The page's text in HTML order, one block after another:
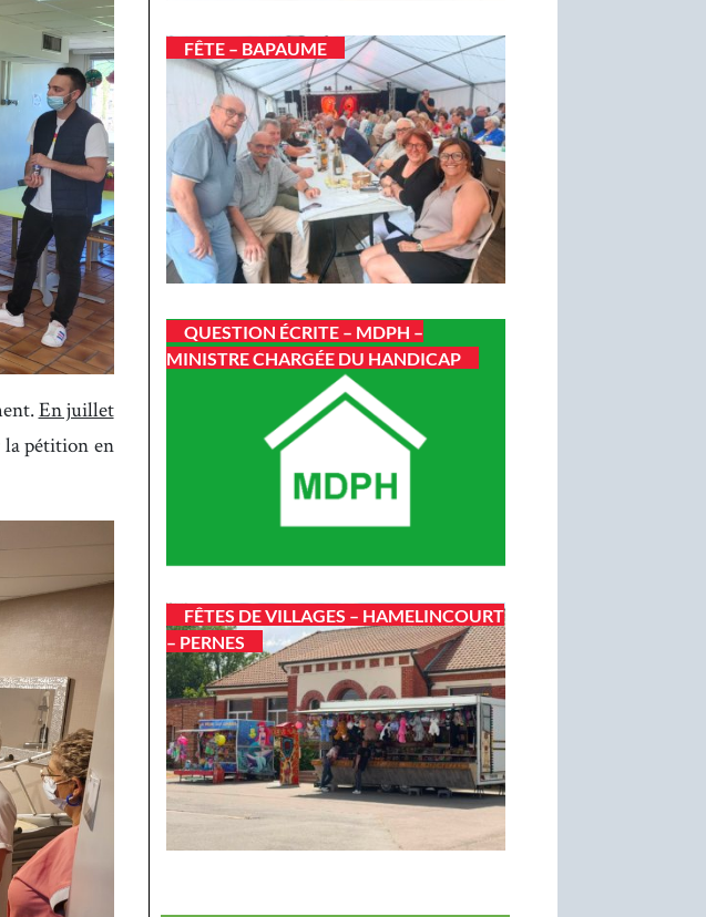
En juillet
pétition en
FÊTE – BAPAUME
QUESTION ÉCRITE – MDPH –
MINISTRE CHARGÉE DU HANDICAP
FÊTES DE VILLAGES – HAMELINCOURT
– PERNES